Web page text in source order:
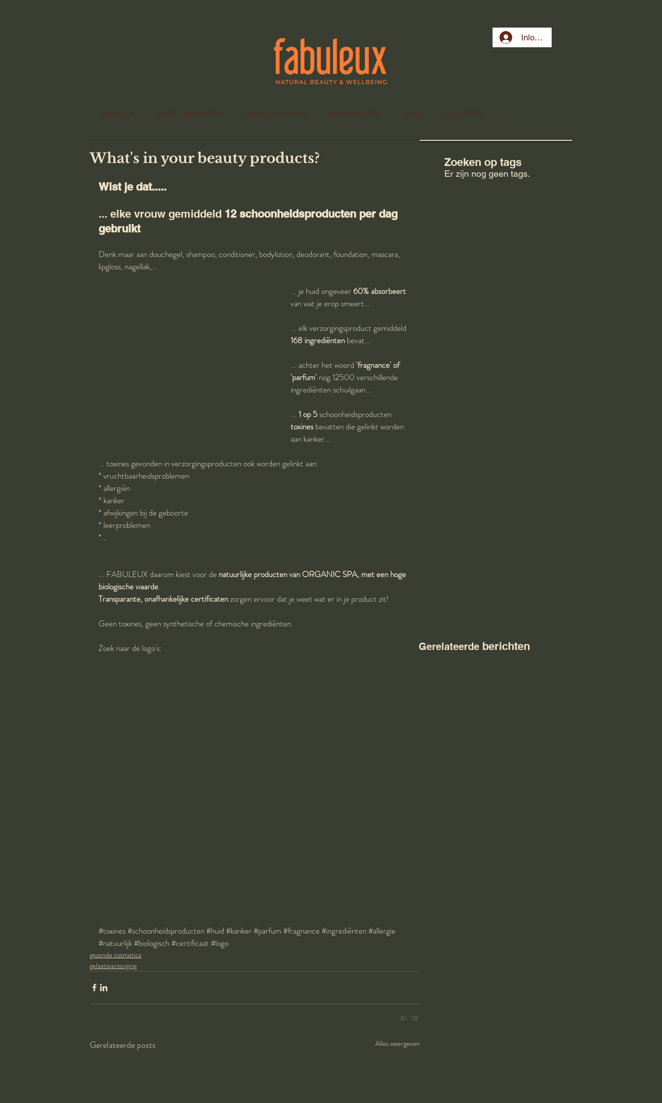
Inloggen
FABULEUX CADEAUBON KOPEN ONLINE AFSPRAAK SPECIALITEITEN SHOP COLLECTIES
What's in your beauty products?
Wist je dat.....
... elke vrouw gemiddeld 12 schoonheidsproducten per dag
gebruikt
Denk maar aan douchegel, shampoo, conditioner, bodylotion, deodorant, foundation, mascara,
lipgloss, nagellak,...
... je huid ongeveer 60% absorbeert
van wat je erop smeert...
... elk verzorgingsproduct gemiddeld
168 ingrediënten bevat...
... achter het woord 'fragnance' of
'parfum' nog 12500 verschillende
ingrediënten schuilgaan...
... 1 op 5 schoonheidsproducten
toxines bevatten die gelinkt worden
aan kanker...
... toxines gevonden in verzorgingsproducten ook worden gelinkt aan:
* vruchtbaarheidsproblemen
* allergiën
* kanker
* afwijkingen bij de geboorte
* leerproblemen
*...
... FABULEUX daarom kiest voor de natuurlijke producten van ORGANIC SPA, met een hoge
biologische waarde.
Transparante, onafhankelijke certificaten zorgen ervoor dat je weet wat er in je product zit!
Geen toxines, geen synthetische of chemische ingrediënten.
Zoek naar de logo's:
#toxines#schoonheidsproducten#huid #kanker#parfum #fragnance #ingrediënten#allergie
#natuurlijk#biologisch#certificaat #logo
gezonde cosmetica
gelaatsverzorging
Gerelateerde posts Alles weergeven
Zoeken op tags
Er zijn nog geen tags.
Gerelateerde berichten